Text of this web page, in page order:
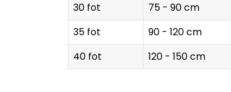
30 fot
75 - 90 cm
35 fot
90 - 120 cm
40 fot
120 - 150 cm